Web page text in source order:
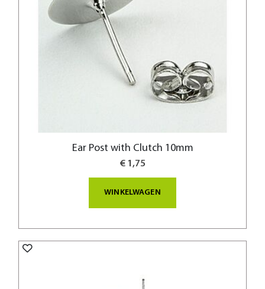
Ear Post with Clutch 10mm
€ 1,75
WINKELWAGEN